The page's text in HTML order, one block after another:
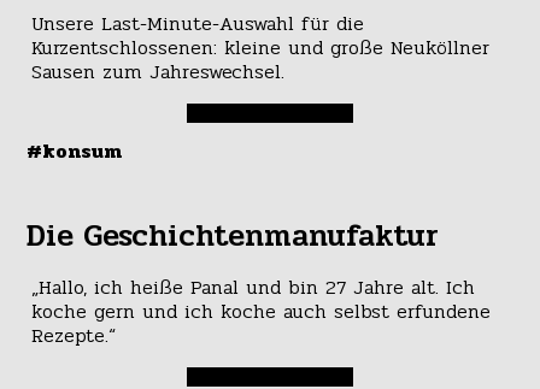
Unsere Last-Minute-Auswahl für die
Kurzentschlossenen: kleine und große Neuköllner
Sausen zum Jahreswechsel.
#konsum
Die Geschichtenmanufaktur
„Hallo, ich heiße Panal und bin 27 Jahre alt. Ich
koche gern und ich koche auch selbst erfundene
Rezepte.“